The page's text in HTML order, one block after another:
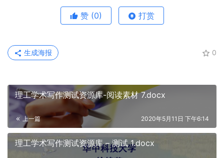
赞 (0) 打赏
0
生成海报
理工学术写作测试资源库-阅读素材 7.docx
上一篇 2020年5月11日 下午6:14
理工学术写作测试资源库 – 测试 1.docx